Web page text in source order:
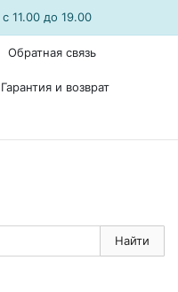
с 11.00 до 19.00
Обратная связь
Гарантия и возврат
Найти